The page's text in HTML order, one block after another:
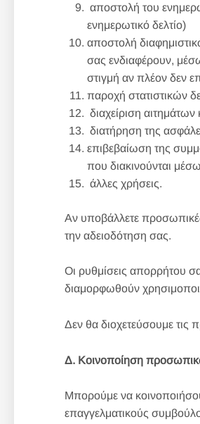
αποστολή του
ενημερωτικό δελτίο)
αποστολή
σας ενδιαφέρουν,
στιγμή αν πλέον δεν
παροχή στατιστικών
διαχείριση
διατήρηση της
επιβεβαίωση της
που διακινούνται
άλλες χρήσεις.
Αν υποβάλλετε
την αδειοδότηση σας.
Οι ρυθμίσεις απορρήτου
διαμορφωθούν
Δεν θα διοχετεύσουμε τις
Δ. Κοινοποίηση
Μπορούμε να
επαγγελματικούς